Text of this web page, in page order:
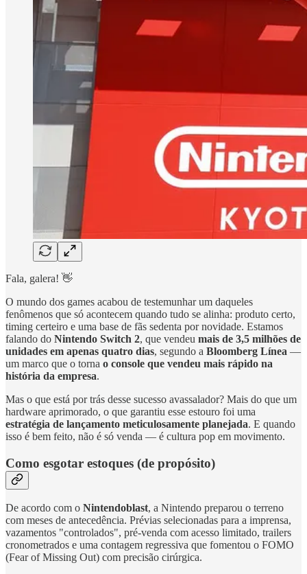
Fala, galera! 👋
O mundo dos games acabou de testemunhar um daqueles
fenômenos que só acontecem quando tudo se alinha: produto certo,
timing certeiro e uma base de fãs sedenta por novidade. Estamos
falando do Nintendo Switch 2, que vendeu mais de 3,5 milhões de
unidades em apenas quatro dias, segundo a Bloomberg Línea —
um marco que o torna o console que vendeu mais rápido na
história da empresa.
Mas o que está por trás desse sucesso avassalador? Mais do que um
hardware aprimorado, o que garantiu esse estouro foi uma
estratégia de lançamento meticulosamente planejada. E quando
isso é bem feito, não é só venda — é cultura pop em movimento.
Como esgotar estoques (de propósito)
De acordo com o Nintendoblast, a Nintendo preparou o terreno
com meses de antecedência. Prévias selecionadas para a imprensa,
vazamentos "controlados", pré-venda com acesso limitado, trailers
cronometrados e uma contagem regressiva que fomentou o FOMO
(Fear of Missing Out) com precisão cirúrgica.